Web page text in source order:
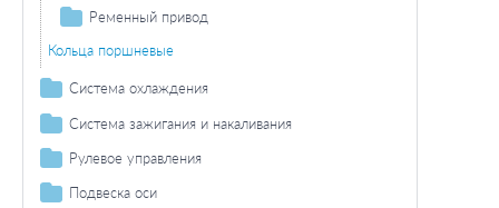
Поршень
Сальник / комплект сальников вала
Ременный привод
Кольца поршневые
Система охлаждения
Водяной насос / прокладка
Водяной насос (помпа)
Система зажигания и накаливания
Свеча зажигания
Рулевое управления
Шарниры
Подвеска оси